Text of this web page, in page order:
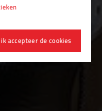
ik accepteer de cookies